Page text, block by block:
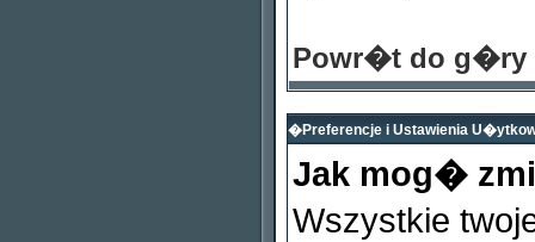
Powr�t do g�ry
�Preferencje i Ustawienia
Jak mog�
Wszystkie